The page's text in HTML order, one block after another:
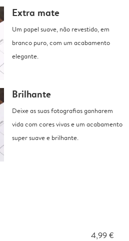
Extra mate
Um papel suave, não revestido, em
branco puro, com um acabamento
elegante.
Brilhante
Deixe as suas fotografias ganharem
vida com cores vivas e um acabamento
super suave e brilhante.
4,99 €